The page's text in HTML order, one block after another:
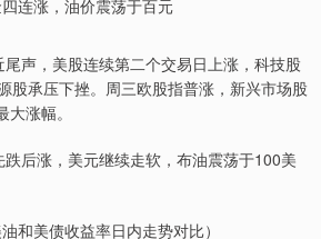
声，美股连续第二个交易日上涨，科技股
股承压下挫。周三欧股指普涨，新兴市场股
涨幅。
后涨，美元继续走软，布油震荡于100美
油和美债收益率日内走势对比）